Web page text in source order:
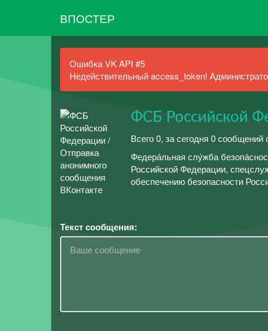
ВПОСТЕР
Ошибка VK API #5
Недействительный access_token!
ФСБ Российской
Всего 0, за сегодня 0 сообщений
Федера́льная слу́жба
Российской Федерации,
обеспечению безопасности
Текст сообщения: